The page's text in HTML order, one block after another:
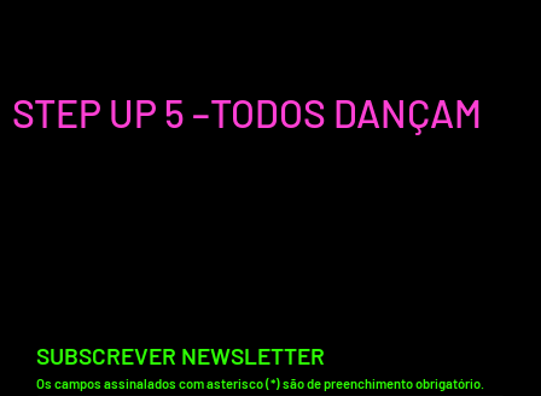
STEP UP 5 –TODOS DANÇAM
SUBSCREVER NEWSLETTER
Os campos assinalados com asterisco (*) são de preenchimento obrigatório.